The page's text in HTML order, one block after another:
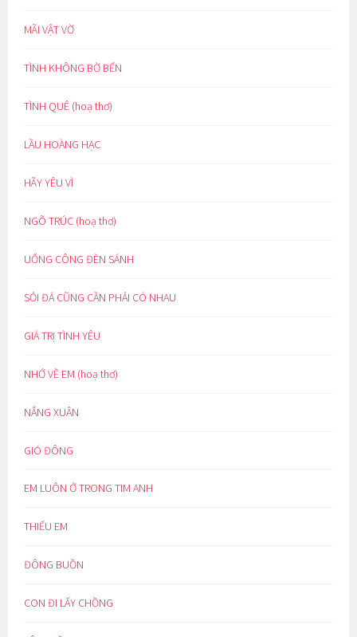
MÃI VẬT VỜ
TÌNH KHÔNG BỜ BẾN
TÌNH QUÊ (hoạ thơ)
LẦU HOÀNG HẠC
HÃY YÊU VÌ
NGÕ TRÚC (hoạ thơ)
UỔNG CÔNG ĐÈN SÁNH
SỎI ĐÁ CŨNG CẦN PHẢI CÓ NHAU
GIÁ TRỊ TÌNH YÊU
NHỚ VỀ EM (hoạ thơ)
NẮNG XUÂN
GIÓ ĐÔNG
EM LUÔN Ở TRONG TIM ANH
THIẾU EM
ĐÔNG BUỒN
CON ĐI LẤY CHỒNG